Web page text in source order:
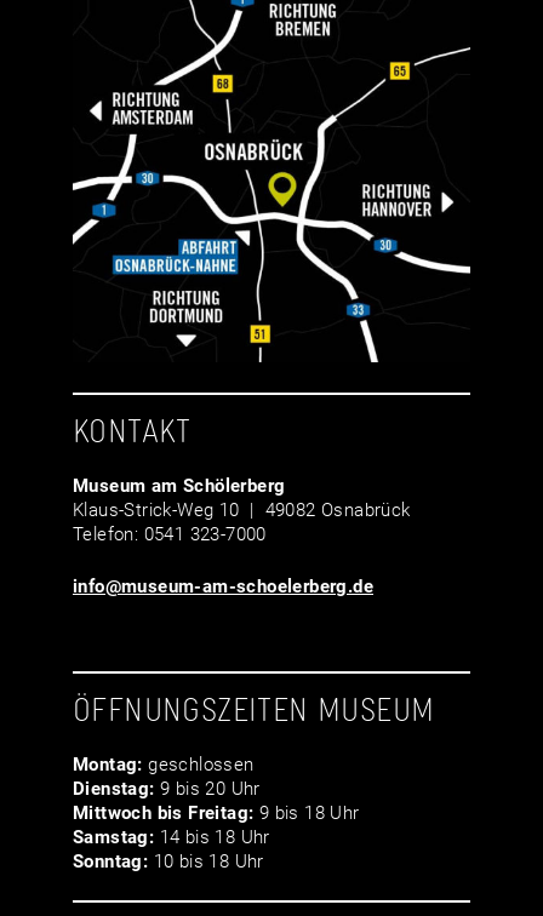
KONTAKT
Museum am Schölerberg
Klaus-Strick-Weg 10 | 49082 Osnabrück
Telefon: 0541 323-7000
info@museum-am-schoelerberg.de
ÖFFNUNGSZEITEN MUSEUM
Montag: geschlossen
Dienstag: 9 bis 20 Uhr
Mittwoch bis Freitag: 9 bis 18 Uhr
Samstag: 14 bis 18 Uhr
Sonntag: 10 bis 18 Uhr